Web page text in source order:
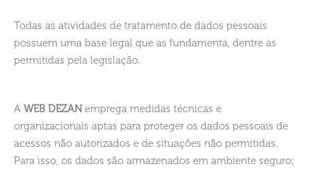
Todas as atividades de tratamento de dados pessoais
possuem uma base legal que as fundamenta, dentre as
permitidas pela legislação.
A WEB DEZANemprega medidas técnicas e
organizacionais aptas para proteger os dados pessoais de
acessos não autorizados e de situações não permitidas.
Para isso, os dados são armazenados em ambiente seguro;